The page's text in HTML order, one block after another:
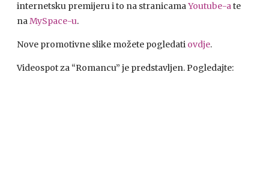
internetsku premijeru i to na stranicamaYoutube-ate
naMySpace-u.
Nove promotivne slike možete pogledati ovdje.
Videospot za “Romancu” je predstavljen. Pogledajte: